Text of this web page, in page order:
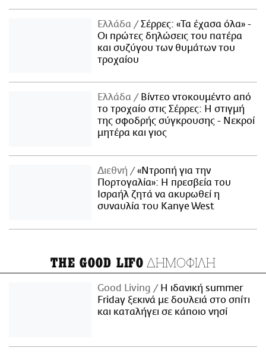
Ελλάδα
Σέρρες: «Τα έχασα όλα» -
Οι πρώτες δηλώσεις του πατέρα
και συζύγου των θυμάτων του
τροχαίου
Ελλάδα
Βίντεο ντοκουμέντο από
το τροχαίο στις Σέρρες: Η στιγμή
της σφοδρής σύγκρουσης - Νεκροί
μητέρα και γιος
Διεθνή
«Ντροπή για την
Πορτογαλία»: Η πρεσβεία του
Ισραήλ ζητά να ακυρωθεί η
συναυλία του Kanye West
THE GOOD LIFO ΔΗΜΟΦΙΛΗ
Good Living
Η ιδανική summer
Friday ξεκινά με δουλειά στο σπίτι
και καταλήγει σε κάποιο νησί